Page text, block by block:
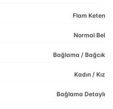
Flam Keten
Normal Bel
Bağlama / Bağcık
Kadın / Kız
Bağlama Detaylı